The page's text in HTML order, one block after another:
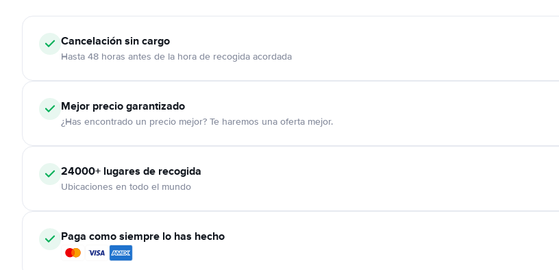
Cancelaciónsin cargo
Hasta 48 horas antes de la hora de recogida acordada
Mejor precio garantizado
¿Has encontrado un precio mejor? Te haremos una oferta mejor.
24000+ lugares de recogida
Ubicaciones en todo el mundo
Paga como siempre lo has hecho